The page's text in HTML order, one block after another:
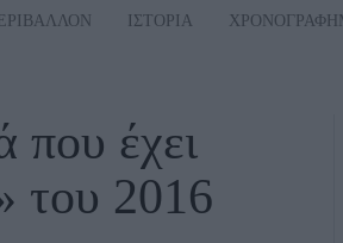
ΙΣΤΟΡΙΑ
που έχει
του 2016